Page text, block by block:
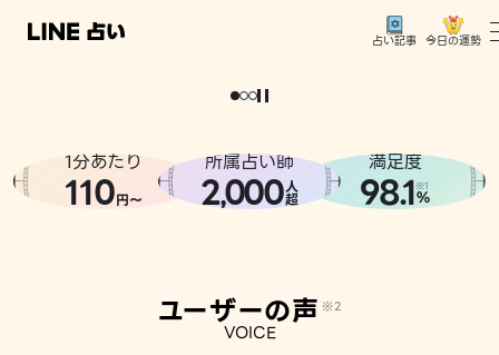
占い記事 今日の運勢
相談事例
どうせなら
。
1分あたり
110円〜
所属占い師
2,000人
超
満足度
98.1※1
%
ユーザーの声 ※2
VOICE